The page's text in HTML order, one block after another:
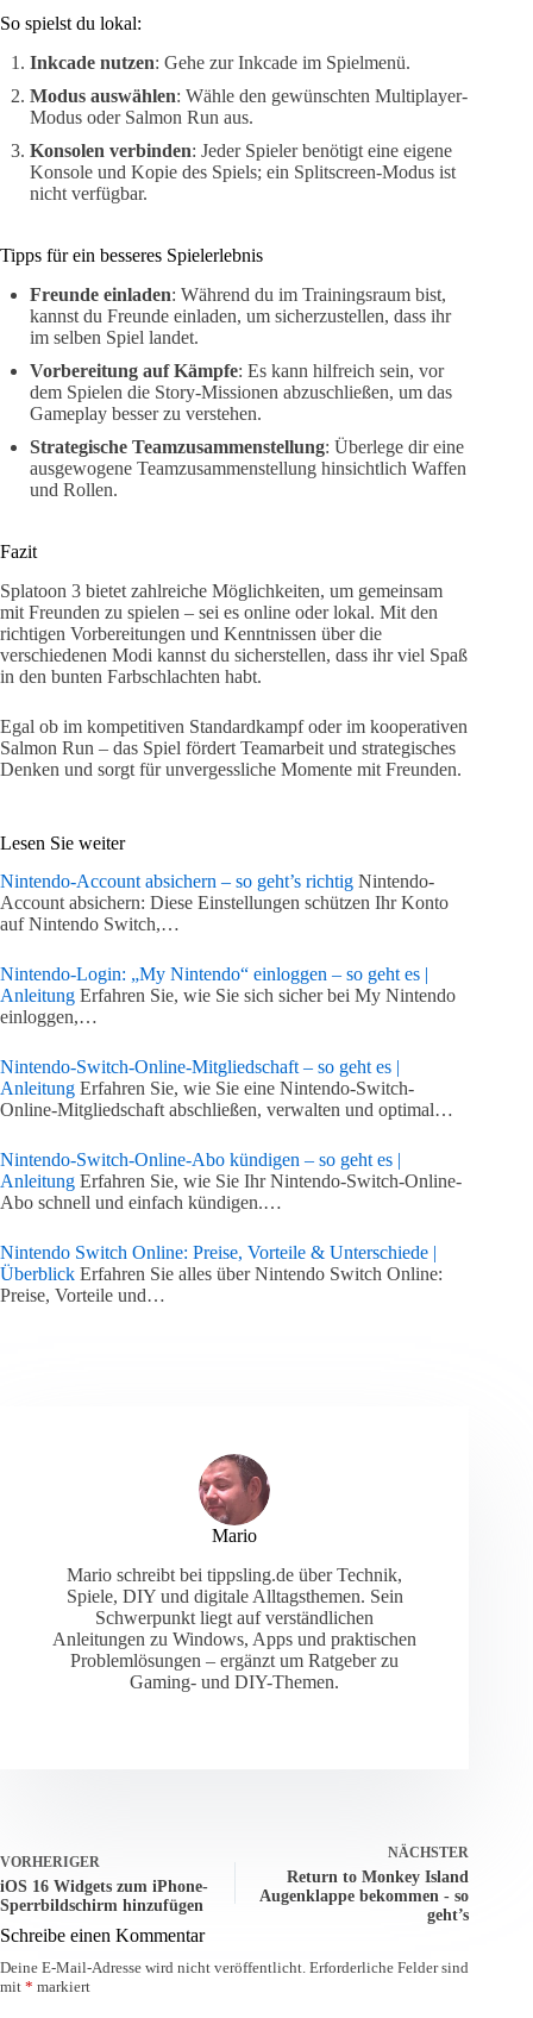
So spielst du lokal:
Inkcade nutzen: Gehe zur Inkcade im Spielmenü.
Modus auswählen: Wähle den gewünschten Multiplayer-
Modus oder Salmon Run aus.
Konsolen verbinden: Jeder Spieler benötigt eine eigene
Konsole und Kopie des Spiels; ein Splitscreen-Modus ist
nicht verfügbar.
Tipps für ein besseres Spielerlebnis
Freunde einladen: Während du im Trainingsraum bist,
kannst du Freunde einladen, um sicherzustellen, dass ihr
im selben Spiel landet.
Vorbereitung auf Kämpfe: Es kann hilfreich sein, vor
dem Spielen die Story-Missionen abzuschließen, um das
Gameplay besser zu verstehen.
Strategische Teamzusammenstellung: Überlege dir eine
ausgewogene Teamzusammenstellung hinsichtlich Waffen
und Rollen.
Fazit
Splatoon 3 bietet zahlreiche Möglichkeiten, um gemeinsam
mit Freunden zu spielen – sei es online oder lokal. Mit den
richtigen Vorbereitungen und Kenntnissen über die
verschiedenen Modi kannst du sicherstellen, dass ihr viel Spaß
in den bunten Farbschlachten habt.
Egal ob im kompetitiven Standardkampf oder im kooperativen
Salmon Run – das Spiel fördert Teamarbeit und strategisches
Denken und sorgt für unvergessliche Momente mit Freunden.
Lesen Sie weiter
Nintendo-Account absichern – so geht’s richtig Nintendo-
Account absichern: Diese Einstellungen schützen Ihr Konto
auf Nintendo Switch,…
Nintendo-Login: „My Nintendo“ einloggen – so geht es |
Anleitung Erfahren Sie, wie Sie sich sicher bei My Nintendo
einloggen,…
Nintendo-Switch-Online-Mitgliedschaft – so geht es |
Anleitung Erfahren Sie, wie Sie eine Nintendo-Switch-
Online-Mitgliedschaft abschließen, verwalten und optimal…
Nintendo-Switch-Online-Abo kündigen – so geht es |
Anleitung Erfahren Sie, wie Sie Ihr Nintendo-Switch-Online-
Abo schnell und einfach kündigen.…
Nintendo Switch Online: Preise, Vorteile & Unterschiede |
Überblick Erfahren Sie alles über Nintendo Switch Online:
Preise, Vorteile und…
Mario
Mario schreibt bei tippsling.de über Technik,
Spiele, DIY und digitale Alltagsthemen. Sein
Schwerpunkt liegt auf verständlichen
Anleitungen zu Windows, Apps und praktischen
Problemlösungen – ergänzt um Ratgeber zu
Gaming- und DIY-Themen.
VORHERIGER
iOS 16 Widgets zum iPhone-
Sperrbildschirm hinzufügen
NÄCHSTER
Return to Monkey Island
Augenklappe bekommen - so
geht’s
Schreibe einen Kommentar
Deine E-Mail-Adresse wird nicht veröffentlicht. Erforderliche Felder sind
mit * markiert